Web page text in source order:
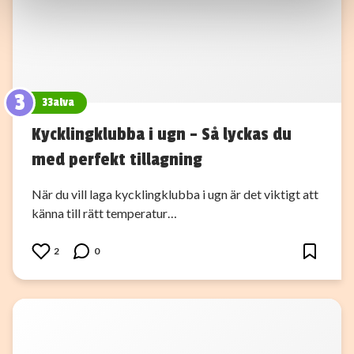
3 33alva
Kycklingklubba i ugn – Så lyckas du
med perfekt tillagning
När du vill laga kycklingklubba i ugn är det viktigt att
känna till rätt temperatur…
2 0